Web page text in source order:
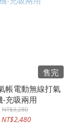
售完
帳電動無線打氣
-充吸兩用
NT$3,280
NT$2,480